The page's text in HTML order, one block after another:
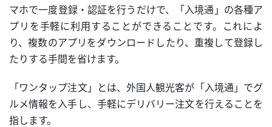
マホで一度登録・認証を行うだけで、「入境通」の各種ア
プリを手軽に利用することができることです。これによ
り、複数のアプリをダウンロードしたり、重複して登録し
たりする手間を省けます。
「ワンタップ注文」とは、外国人観光客が「入境通」でグ
ルメ情報を入手し、手軽にデリバリー注文を行えることを
指します。